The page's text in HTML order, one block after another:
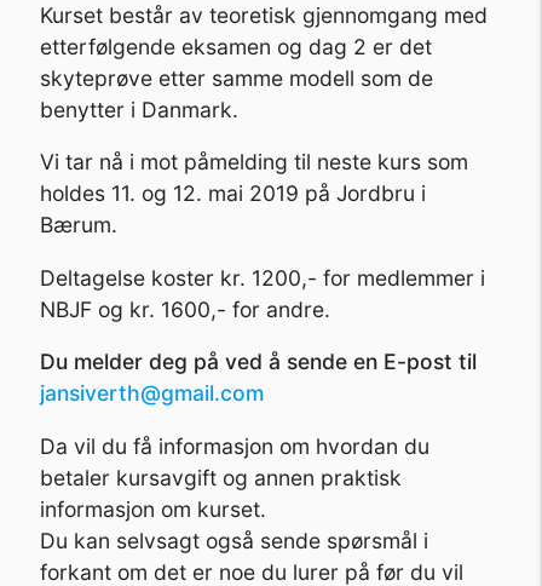
Kurset består av teoretisk gjennomgang med
etterfølgende eksamen og dag 2 er det
skyteprøve etter samme modell som de
benytter i Danmark.
Vi tar nå i mot påmelding til neste kurs som
holdes 11. og 12. mai 2019 på Jordbru i
Bærum.
Deltagelse koster kr. 1200,- for medlemmer i
NBJF og kr. 1600,- for andre.
Du melder deg på ved å sende en E-post til
jansiverth@gmail.com
Da vil du få informasjon om hvordan du
betaler kursavgift og annen praktisk
informasjon om kurset.
Du kan selvsagt også sende spørsmål i
forkant om det er noe du lurer på før du vil